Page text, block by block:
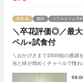
＼卒花評価◎／最
ペル×試食付
残席 無料 リアルタイム予約
＼おかげさまで2500組の感謝
光と緑が煌めくチャペルで憧